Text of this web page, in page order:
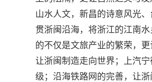
山水人文，新昌的诗意风光
贯浙闽沿海，将浙江的江南
的不仅是文旅产业的繁荣，
让浙闽制造走向世界；上汽
级；沿海铁路网的完善，让